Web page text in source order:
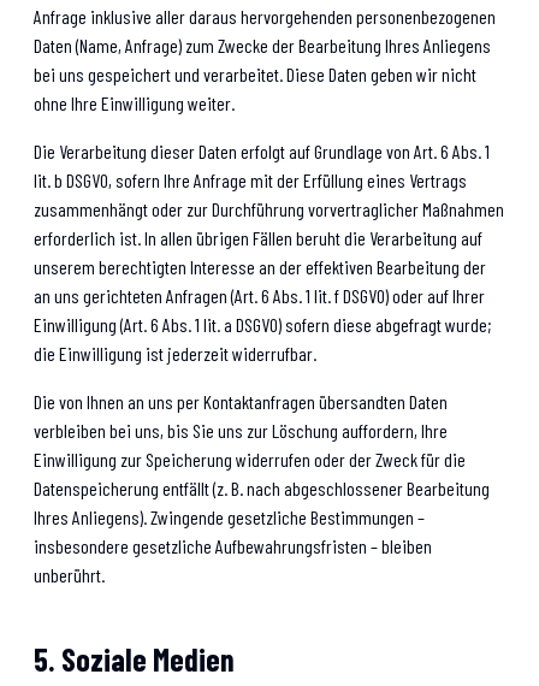
Anfrage inklusive aller daraus hervorgehenden personenbezogenen
Daten (Name, Anfrage) zum Zwecke der Bearbeitung Ihres Anliegens
bei uns gespeichert und verarbeitet. Diese Daten geben wir nicht
ohne Ihre Einwilligung weiter.
Die Verarbeitung dieser Daten erfolgt auf Grundlage von Art. 6 Abs. 1
lit. b DSGVO, sofern Ihre Anfrage mit der Erfüllung eines Vertrags
zusammenhängt oder zur Durchführung vorvertraglicher Maßnahmen
erforderlich ist. In allen übrigen Fällen beruht die Verarbeitung auf
unserem berechtigten Interesse an der effektiven Bearbeitung der
an uns gerichteten Anfragen (Art. 6 Abs. 1 lit. f DSGVO) oder auf Ihrer
Einwilligung (Art. 6 Abs. 1 lit. a DSGVO) sofern diese abgefragt wurde;
die Einwilligung ist jederzeit widerrufbar.
Die von Ihnen an uns per Kontaktanfragen übersandten Daten
verbleiben bei uns, bis Sie uns zur Löschung auffordern, Ihre
Einwilligung zur Speicherung widerrufen oder der Zweck für die
Datenspeicherung entfällt (z. B. nach abgeschlossener Bearbeitung
Ihres Anliegens). Zwingende gesetzliche Bestimmungen –
insbesondere gesetzliche Aufbewahrungsfristen – bleiben
unberührt.
5. Soziale Medien